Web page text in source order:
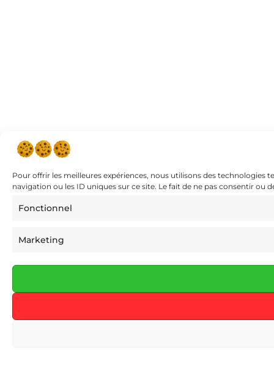
Pour offrir les meilleures expériences, nous utilisons des
navigation ou les ID uniques sur ce site. Le fait de ne pas consentir
Fonctionnel
Marketing